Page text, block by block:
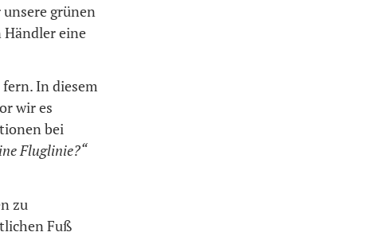
grünen
Händler eine
In diesem
wir es
bei
Fluglinie?“
zu
Fuß